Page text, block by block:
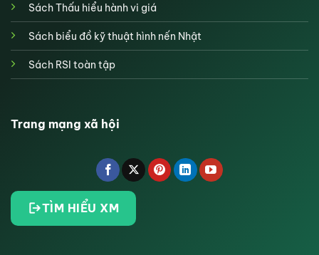
Sách Thấu hiểu hành vi giá
Sách biểu đồ kỹ thuật hình nến Nhật
Sách RSI toàn tập
Trang mạng xã hội
TÌM HIỂU XM